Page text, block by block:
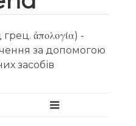
ἀπολογία) -
за допомогою
засобів